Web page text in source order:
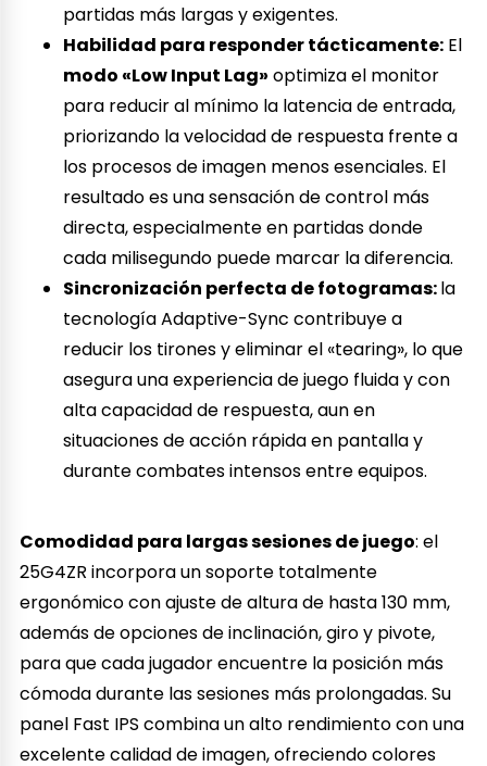
partidas más largas y exigentes.
Habilidad para responder tácticamente: El
modo «Low Input Lag» optimiza el monitor
para reducir al mínimo la latencia de entrada,
priorizando la velocidad de respuesta frente a
los procesos de imagen menos esenciales. El
resultado es una sensación de control más
directa, especialmente en partidas donde
cada milisegundo puede marcar la diferencia.
Sincronización perfecta de fotogramas:la
tecnología Adaptive-Sync contribuye a
reducir los tirones y eliminar el «tearing», lo que
asegura una experiencia de juego fluida y con
alta capacidad de respuesta, aun en
situaciones de acción rápida en pantalla y
durante combates intensos entre equipos.
Comodidad para largas sesiones de juego: el
25G4ZR incorpora un soporte totalmente
ergonómico con ajuste de altura de hasta 130 mm,
además de opciones de inclinación, giro y pivote,
para que cada jugador encuentre la posición más
cómoda durante las sesiones más prolongadas. Su
panel Fast IPS combina un alto rendimiento con una
excelente calidad de imagen, ofreciendo colores